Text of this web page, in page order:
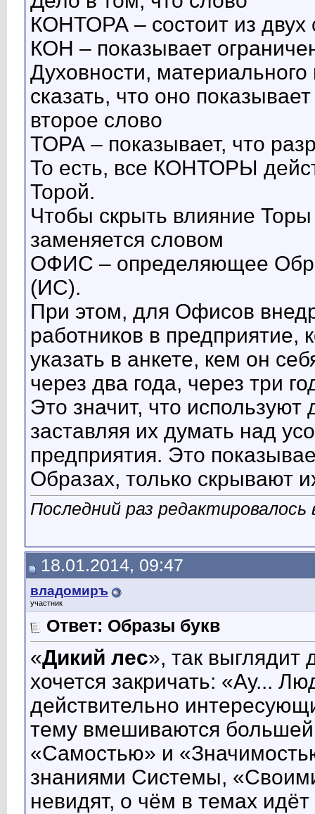
КОНТОРА – состоит из двух
КОН – показывает
Духовности,
сказать, что оно
второе слово
ТОРА – показывает, что
То есть, все КОНТОРЫ
Торой.
Чтобы скрыть влияние
заменяется словом
ОФИС – определяющее
(ИС).
При этом, для Офисов
работников в предприятие,
указать в анкете, кем он
через два года, через три
Это значит, что
заставляя их думать над
предприятия. Это
Образах, только скрывают
Последний раз
18.01.2014, 09:47
владомиръ
участник
Ответ: Образы букв
«Дикий лес», так выглядит
хочется закричать: «Ау...
действительно
тему вмешиваются
«Самостью» и
знаниями Системы,
невидят, о чём в темах идёт